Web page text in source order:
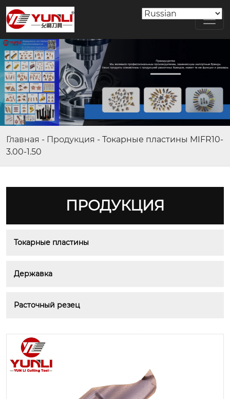
Главная - Продукция - Токарные пластины MIFR10-
3.00-1.50
ПРОДУКЦИЯ
Токарные пластины
Державка
Расточный резец